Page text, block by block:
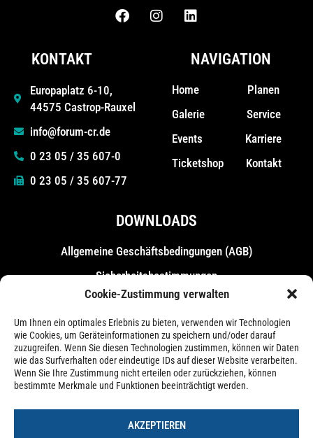
Cookie-Zustimmung verwalten
Um Ihnen ein optimales Erlebnis zu bieten, verwenden wir Technologien
wie Cookies, um Geräteinformationen zu speichern und/oder darauf
zuzugreifen. Wenn Sie diesen Technologien zustimmen, können wir Daten
wie das Surfverhalten oder eindeutige IDs auf dieser Website verarbeiten.
Wenn Sie Ihre Zustimmung nicht erteilen oder zurückziehen, können
bestimmte Merkmale und Funktionen beeinträchtigt werden.
AKZEPTIEREN
KONTAKT
Europaplatz 6-10,
44575 Castrop-Rauxel
info@forum-cr.de
0 23 05 / 35 607-0
0 23 05 / 35 607-77
NAVIGATION
Home
Galerie
Events
Ticketshop
Planen
Service
Karriere
Kontakt
DOWNLOADS
Allgemeine Geschäfts­bedingungen (AGB)
Sicherheitsbestimmungen
Messebestimmungen